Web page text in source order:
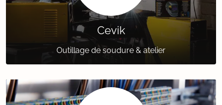
Cevik
Outillage de soudure & atelier